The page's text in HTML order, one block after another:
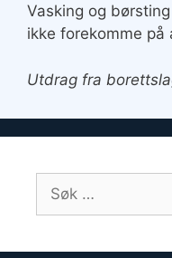
Vasking og
ikke forekomme på
Utdrag fra
etter: